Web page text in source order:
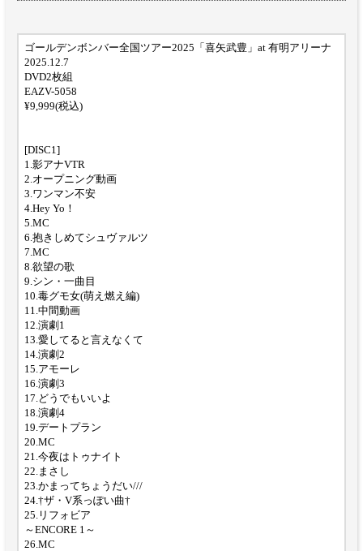
ゴールデンボンバー全国ツアー2025「喜矢武豊」at 有明アリーナ
2025.12.7
DVD2枚組
EAZV-5058
¥9,999(税込)
[DISC1]
1.影アナVTR
2.オープニング動画
3.ワンマン不安
4.Hey Yo！
5.MC
6.抱きしめてシュヴァルツ
7.MC
8.欲望の歌
9.シン・一曲目
10.毒グモ女(萌え燃え編)
11.中間動画
12.演劇1
13.愛してると言えなくて
14.演劇2
15.アモーレ
16.演劇3
17.どうでもいいよ
18.演劇4
19.デートプラン
20.MC
21.今夜はトゥナイト
22.まさし
23.かまってちょうだい///
24.†ザ・V系っぽい曲†
25.リフォビア
～ENCORE 1～
26.MC